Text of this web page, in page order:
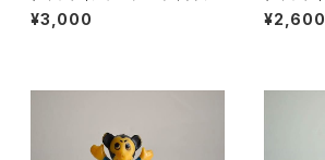
小皿b
¥3,000
小皿a
¥2,600